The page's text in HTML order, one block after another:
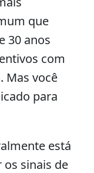
que
30 anos
com
Mas você
para
está
sinais de